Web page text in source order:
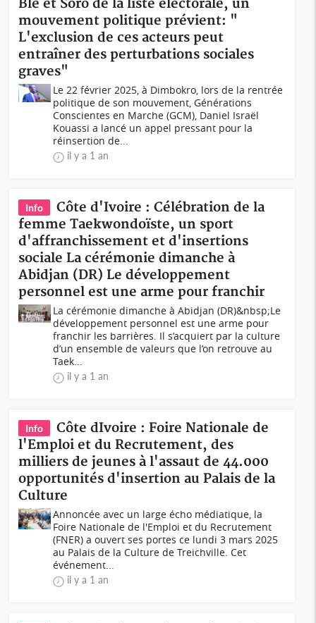
Blé et Soro de la liste électorale, un
mouvement politique prévient: "
L'exclusion de ces acteurs peut
entraîner des perturbations sociales
graves"
Le 22 février 2025, à Dimbokro, lors de la rentrée
politique de son mouvement, Générations
Conscientes en Marche (GCM), Daniel Israël
Kouassi a lancé un appel pressant pour la
réinsertion de...
il y a 1 an
Info
Côte d'Ivoire : Célébration de la
femme Taekwondoïste, un sport
d'affranchissement et d'insertions
sociale La cérémonie dimanche à
Abidjan (DR) Le développement
personnel est une arme pour franchir
La cérémonie dimanche à Abidjan (DR)&nbsp;Le
développement personnel est une arme pour
franchir les barrières. Il s’acquiert par la culture
d’un ensemble de valeurs que l’on retrouve au
Taek...
il y a 1 an
Info
Côte dIvoire : Foire Nationale de
l'Emploi et du Recrutement, des
milliers de jeunes à l'assaut de 44.000
opportunités d'insertion au Palais de la
Culture
Annoncée avec un large écho médiatique, la
Foire Nationale de l'Emploi et du Recrutement
(FNER) a ouvert ses portes ce lundi 3 mars 2025
au Palais de la Culture de Treichville. Cet
événement...
il y a 1 an